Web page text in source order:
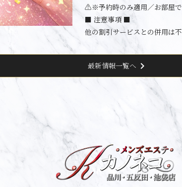
⚠️※予約時のみ適用／お部屋
■ 注意事項 ■
他の割引サービスとの併用は不
最新情報一覧へ chevron_right